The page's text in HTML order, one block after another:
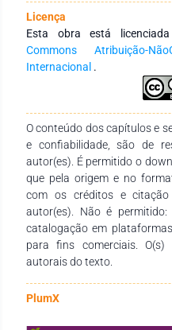
e qualidade, para atender
exigente. Entretanto,
aproximadamente 500g
gradativo da criação de
produtivo que o Brasil
para o setor econômico
foi elaborada com o
qualidade da carne
destacando os principais
da carne e os obstáculos
Licença
Esta obra está
Commons Atribuição-
Internacional .
O conteúdo dos capítulos e
e confiabilidade, são de
autor(es). É permitido o
que pela origem e no
com os créditos e citação
autor(es). Não é
catalogação em
para fins comerciais.
autorais do texto.
PlumX